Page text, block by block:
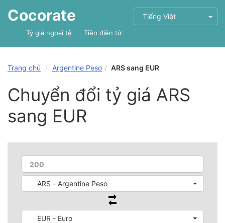
Cocorate Tiếng Việt
Tỷ giá ngoại tệ Tiền điện tử
Trang chủ Argentine Peso ARS sang EUR
Chuyển đổi tỷ giá ARS
sang EUR
ARS - Argentine Peso
EUR - Euro